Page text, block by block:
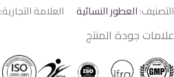
التصنيف:العطور النسائية العلامة التجارية:
علامات جودة المنتج